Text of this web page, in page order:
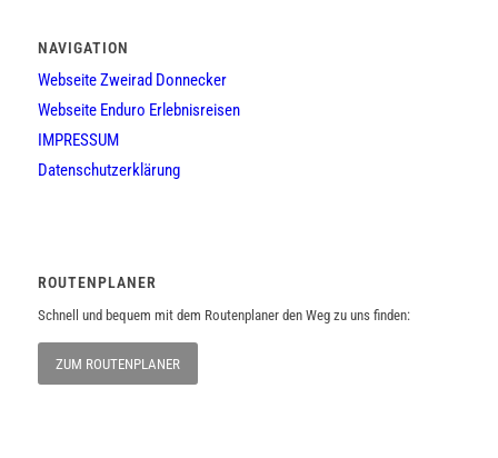
NAVIGATION
Webseite Zweirad Donnecker
Webseite Enduro Erlebnisreisen
IMPRESSUM
Datenschutzerklärung
ROUTENPLANER
Schnell und bequem mit dem Routenplaner den Weg zu uns finden:
ZUM ROUTENPLANER